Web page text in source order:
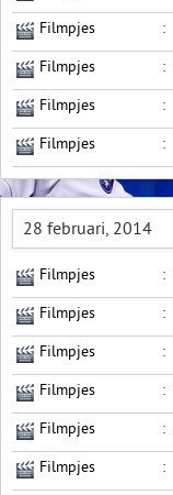
Filmpjes :
Filmpjes :
Filmpjes :
Filmpjes :
28 februari, 2014
Filmpjes :
Filmpjes :
Filmpjes :
Filmpjes :
Filmpjes :
Filmpjes :